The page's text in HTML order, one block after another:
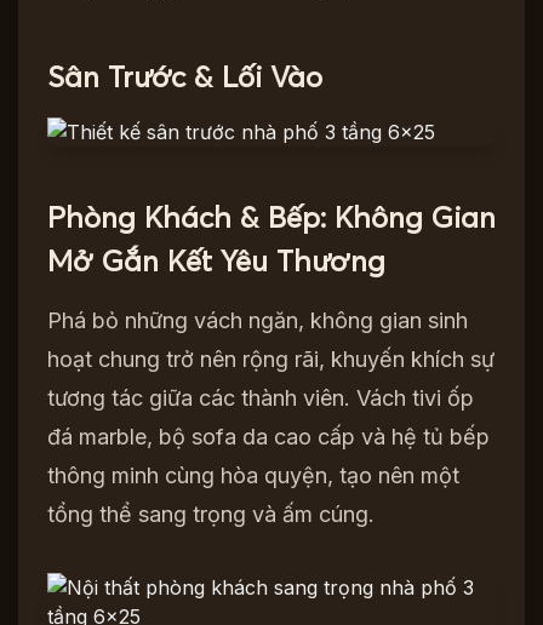
Sân Trước & Lối Vào
Phòng Khách & Bếp: Không Gian
Mở Gắn Kết Yêu Thương
Phá bỏ những vách ngăn, không gian sinh
hoạt chung trở nên rộng rãi, khuyến khích sự
tương tác giữa các thành viên. Vách tivi ốp
đá marble, bộ sofa da cao cấp và hệ tủ bếp
thông minh cùng hòa quyện, tạo nên một
tổng thể sang trọng và ấm cúng.